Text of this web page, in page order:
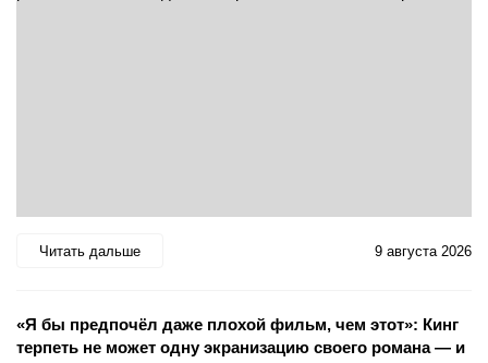
Читать дальше 9 августа 2026
«Я бы предпочёл даже плохой фильм, чем этот»: Кинг
терпеть не может одну экранизацию своего романа — и